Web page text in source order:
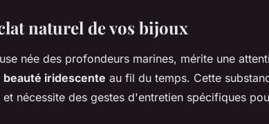
naturel de vos bijoux
née des profondeurs marines, mérite une
beauté iridescente au fil du temps. Cette
nécessite des gestes d'entretien spécifiques